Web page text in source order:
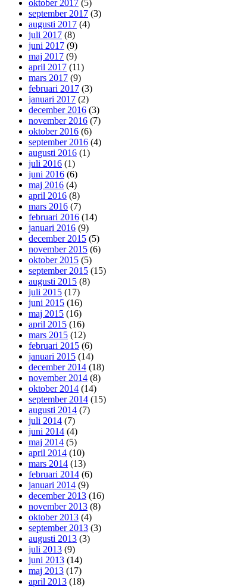
oktober 2017 (5)
september 2017 (3)
augusti 2017 (4)
juli 2017 (8)
juni 2017 (9)
maj 2017 (9)
april 2017 (11)
mars 2017 (9)
februari 2017 (3)
januari 2017 (2)
december 2016 (3)
november 2016 (7)
oktober 2016 (6)
september 2016 (4)
augusti 2016 (1)
juli 2016 (1)
juni 2016 (6)
maj 2016 (4)
april 2016 (8)
mars 2016 (7)
februari 2016 (14)
januari 2016 (9)
december 2015 (5)
november 2015 (6)
oktober 2015 (5)
september 2015 (15)
augusti 2015 (8)
juli 2015 (17)
juni 2015 (16)
maj 2015 (16)
april 2015 (16)
mars 2015 (12)
februari 2015 (6)
januari 2015 (14)
december 2014 (18)
november 2014 (8)
oktober 2014 (14)
september 2014 (15)
augusti 2014 (7)
juli 2014 (7)
juni 2014 (4)
maj 2014 (5)
april 2014 (10)
mars 2014 (13)
februari 2014 (6)
januari 2014 (9)
december 2013 (16)
november 2013 (8)
oktober 2013 (4)
september 2013 (3)
augusti 2013 (3)
juli 2013 (9)
juni 2013 (14)
maj 2013 (17)
april 2013 (18)